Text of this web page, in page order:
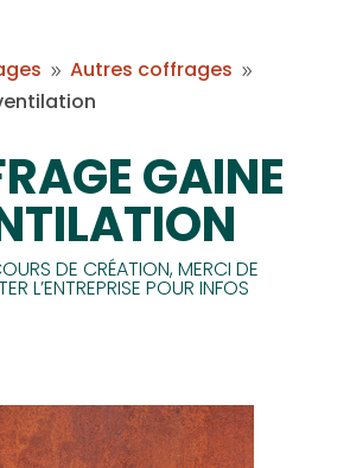
9 Autres coffrages 9
GAINE
DE CRÉATION, MERCI DE
L’ENTREPRISE POUR INFOS